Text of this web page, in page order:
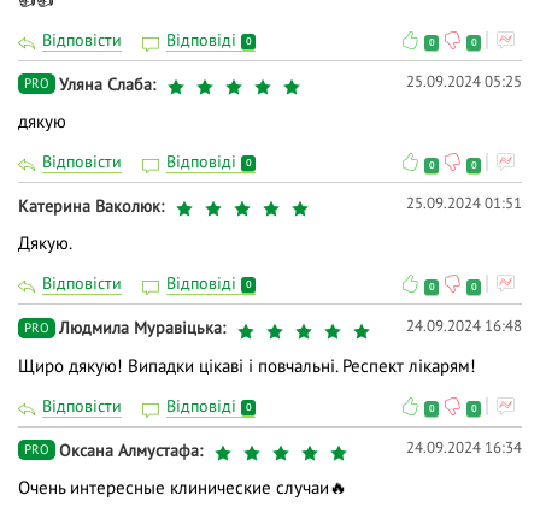
❓ Поставте питання на тему вебінару лекторам у
коментарях і ми відповімо на них у ході трансляції.
👍 Долучайтеся до діалогу, задавайте питання та
висловлюйте власну думку - зробіть навчання
дієвішим. Ми намагаємось відповідати і після
вебінарів.
Відповісти Відповіді 0 0 0
PRO Уляна Слаба 25.09.2024 05:25
дякую
Відповісти Відповіді 0 0 0
Катерина Ваколюк 25.09.2024 01:51
Дякую.
Відповісти Відповіді 0 0 0
PRO Людмила Муравіцька 24.09.2024 16:48
Щиро дякую! Випадки цікаві і повчальні. Респект лікарям!
Відповісти Відповіді 0 0 0
PRO Оксана Алмустафа 24.09.2024 16:34
Очень интересные клинические случаи🔥